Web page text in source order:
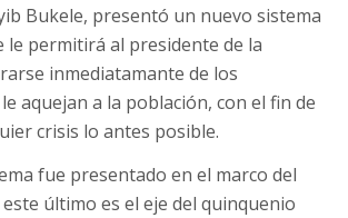
Bukele, presentó un nuevo sistema
le permitirá al presidente de la
inmediatamante de los
aquejan a la población, con el fin de
crisis lo antes posible.
fue presentado en el marco del
este último es el eje del quinquenio